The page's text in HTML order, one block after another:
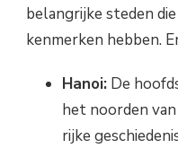
belangrijke steden
kenmerken hebben.
Hanoi: De
het noorden
rijke